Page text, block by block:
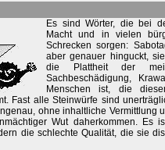
Es sind Wörter, die bei
Macht und in vielen
Schrecken sorgen:
aber genauer hinguckt,
die Plattheit der
Sachbeschädigung,
Menschen ist, die
Fast alle Steinwürfe sind
ohne inhaltliche Vermittlung
Wut daherkommen. Es
die schlechte Qualität, die sie